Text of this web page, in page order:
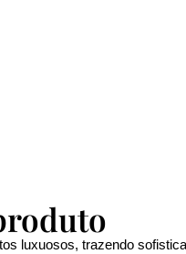
luxuosos, trazendo